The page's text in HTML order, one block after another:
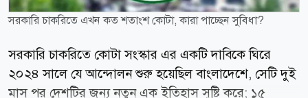
সরকারি চাকরিতে এখন কত শতাংশ কোটা, কারা পাচ্ছেন সুবিধা?
সরকারি চাকরিতে কোটা সংস্কার এর একটি দাবিকে ঘিরে
২০২৪ সালে যে আন্দোলন শুরু হয়েছিল বাংলাদেশে, সেটি দুই
মাস পর দেশটির জন্য নতুন এক ইতিহাস সৃষ্টি করে; ১৫